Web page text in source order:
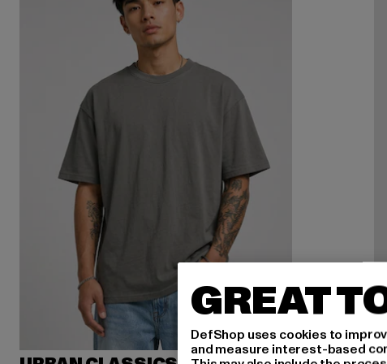
GREAT
DefShop uses cookies to
and measure interest-based